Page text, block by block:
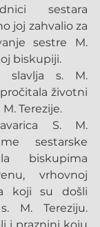
sestara
joj zahvalio za
sestre M.
biskupiji.
slavlja s. M.
životni
Terezije.
S. M.
sestarske
biskupima
vrhovnoj
koji su došli
M. Tereziju.